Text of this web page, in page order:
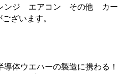
ジ エアコン その他 カー
ざいます。
体ウエハーの製造に携わる